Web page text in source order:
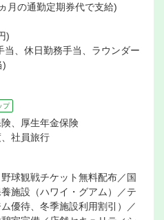
月の通勤定期券代で支給)
)
当、休日勤務手当、ラウンダー
)
プ
、厚生年金保険
社員旅行
球観戦チケット無料配布／国
施設（ハワイ・グアム）／テ
優待、冬季施設利用割引）／